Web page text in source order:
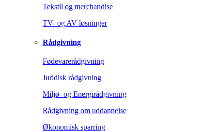
Tekstil og merchandise
TV- og AV-løsninger
Rådgivning
Fødevarerådgivning
Juridisk rådgivning
Miljø- og Energirådgivning
Rådgivning om uddannelse
Økonomisk sparring